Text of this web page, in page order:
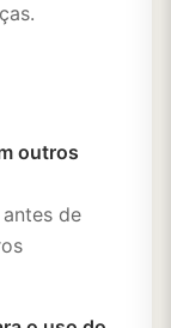
outros
de